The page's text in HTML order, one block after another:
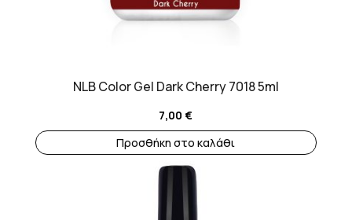
NLB Color Gel Dark Cherry 7018 5ml
7,00€
Προσθήκη στο καλάθι